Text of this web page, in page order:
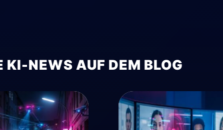
KI-NEWS AUF DEM BLOG